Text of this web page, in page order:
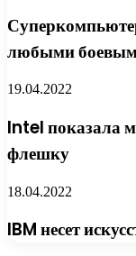
любыми
19.04.2022
Intel показала
флешку
18.04.2022
IBM несет